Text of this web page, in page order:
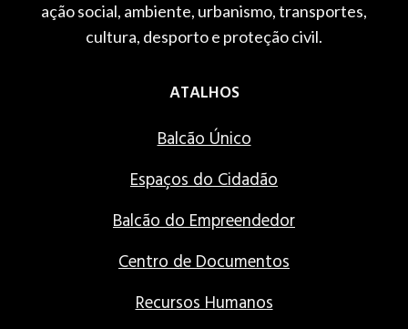
ação social, ambiente, urbanismo, transportes,
cultura, desporto e proteção civil.
ATALHOS
Balcão Único
Espaços do Cidadão
Balcão do Empreendedor
Centro de Documentos
Recursos Humanos